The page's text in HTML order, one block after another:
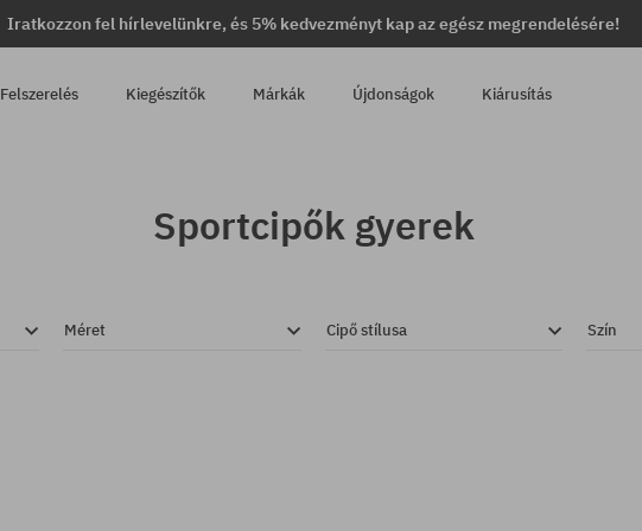
Iratkozzon fel hírlevelünkre, és 5% kedvezményt kap az egész megrendelésére!
Felszerelés Kiegészítők Márkák Újdonságok Kiárusítás
Sportcipők gyerek
Méret Cipő stílusa Szín